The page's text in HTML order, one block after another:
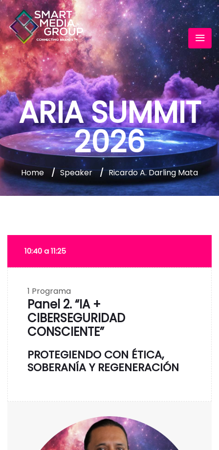
ARIA SUMMIT
2026
Home / Speaker / Ricardo A. Darling Mata
10:40 a 11:25
1 Programa
Panel 2. “IA +
CIBERSEGURIDAD
CONSCIENTE”
PROTEGIENDO CON ÉTICA,
SOBERANÍA Y REGENERACIÓN